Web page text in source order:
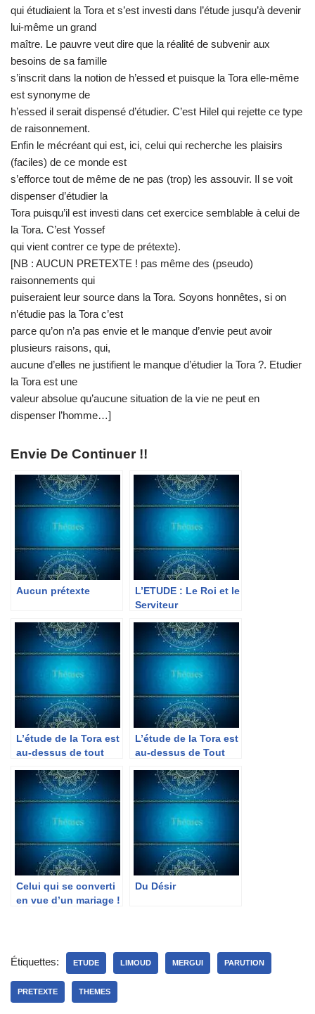
qui étudiaient la Tora et s’est investi dans l’étude jusqu’à devenir
lui-même un grand
maître. Le pauvre veut dire que la réalité de subvenir aux
besoins de sa famille
s’inscrit dans la notion de h’essed et puisque la Tora elle-même
est synonyme de
h’essed il serait dispensé d’étudier. C’est Hilel qui rejette ce type
de raisonnement.
Enfin le mécréant qui est, ici, celui qui recherche les plaisirs
(faciles) de ce monde est
s’efforce tout de même de ne pas (trop) les assouvir. Il se voit
dispenser d’étudier la
Tora puisqu’il est investi dans cet exercice semblable à celui de
la Tora. C’est Yossef
qui vient contrer ce type de prétexte).
[NB : AUCUN PRETEXTE ! pas même des (pseudo)
raisonnements qui
puiseraient leur source dans la Tora. Soyons honnêtes, si on
n’étudie pas la Tora c’est
parce qu’on n’a pas envie et le manque d’envie peut avoir
plusieurs raisons, qui,
aucune d’elles ne justifient le manque d’étudier la Tora ?. Etudier
la Tora est une
valeur absolue qu’aucune situation de la vie ne peut en
dispenser l’homme…]
Envie De Continuer !!
Aucun prétexte
L’ETUDE : Le Roi et le
Serviteur
L’étude de la Tora est
au-dessus de tout
L’étude de la Tora est
au-dessus de Tout
Celui qui se converti
en vue d’un mariage !
Du Désir
Étiquettes: ETUDE LIMOUD MERGUI PARUTION
PRETEXTE THEMES